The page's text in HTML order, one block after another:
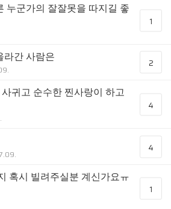
누군가의 잘잘못을 따지길 좋
1
라간 사람은 2
귀고 순수한 찐사랑이 하고
4
4
혹시 빌려주실분 계신가요ㅠ
1